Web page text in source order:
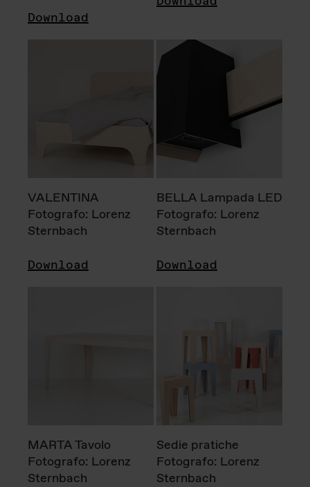
Download
VALENTINA
Fotografo: Lorenz
Sternbach
Download
BELLA Lampada LED
Fotografo: Lorenz
Sternbach
Download
MARTA Tavolo
Fotografo: Lorenz
Sternbach
Sedie pratiche
Fotografo: Lorenz
Sternbach